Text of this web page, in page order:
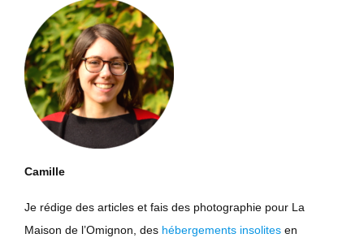
Camille
Je rédige des articles et fais des photographie pour La
Maison de l’Omignon, des hébergements insolites en